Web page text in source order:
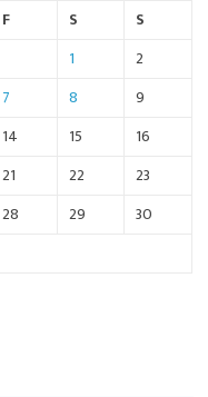
F S
S
1
2
7 8
9
14 15
16
21 22
23
28 29
30